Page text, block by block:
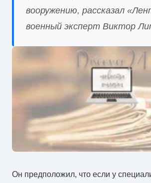
вооружению, рассказал
военный эксперт Виктор
Он предположил, что если у